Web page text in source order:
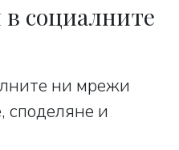
социалните
ни мрежи
споделяне и